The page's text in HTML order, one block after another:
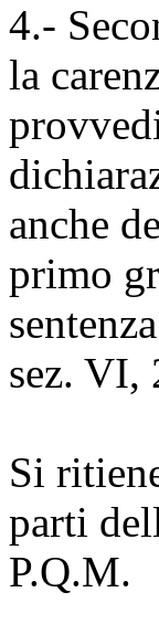
4.-
la
anche
primo
sez. VI,
Si
parti
P.Q.M.